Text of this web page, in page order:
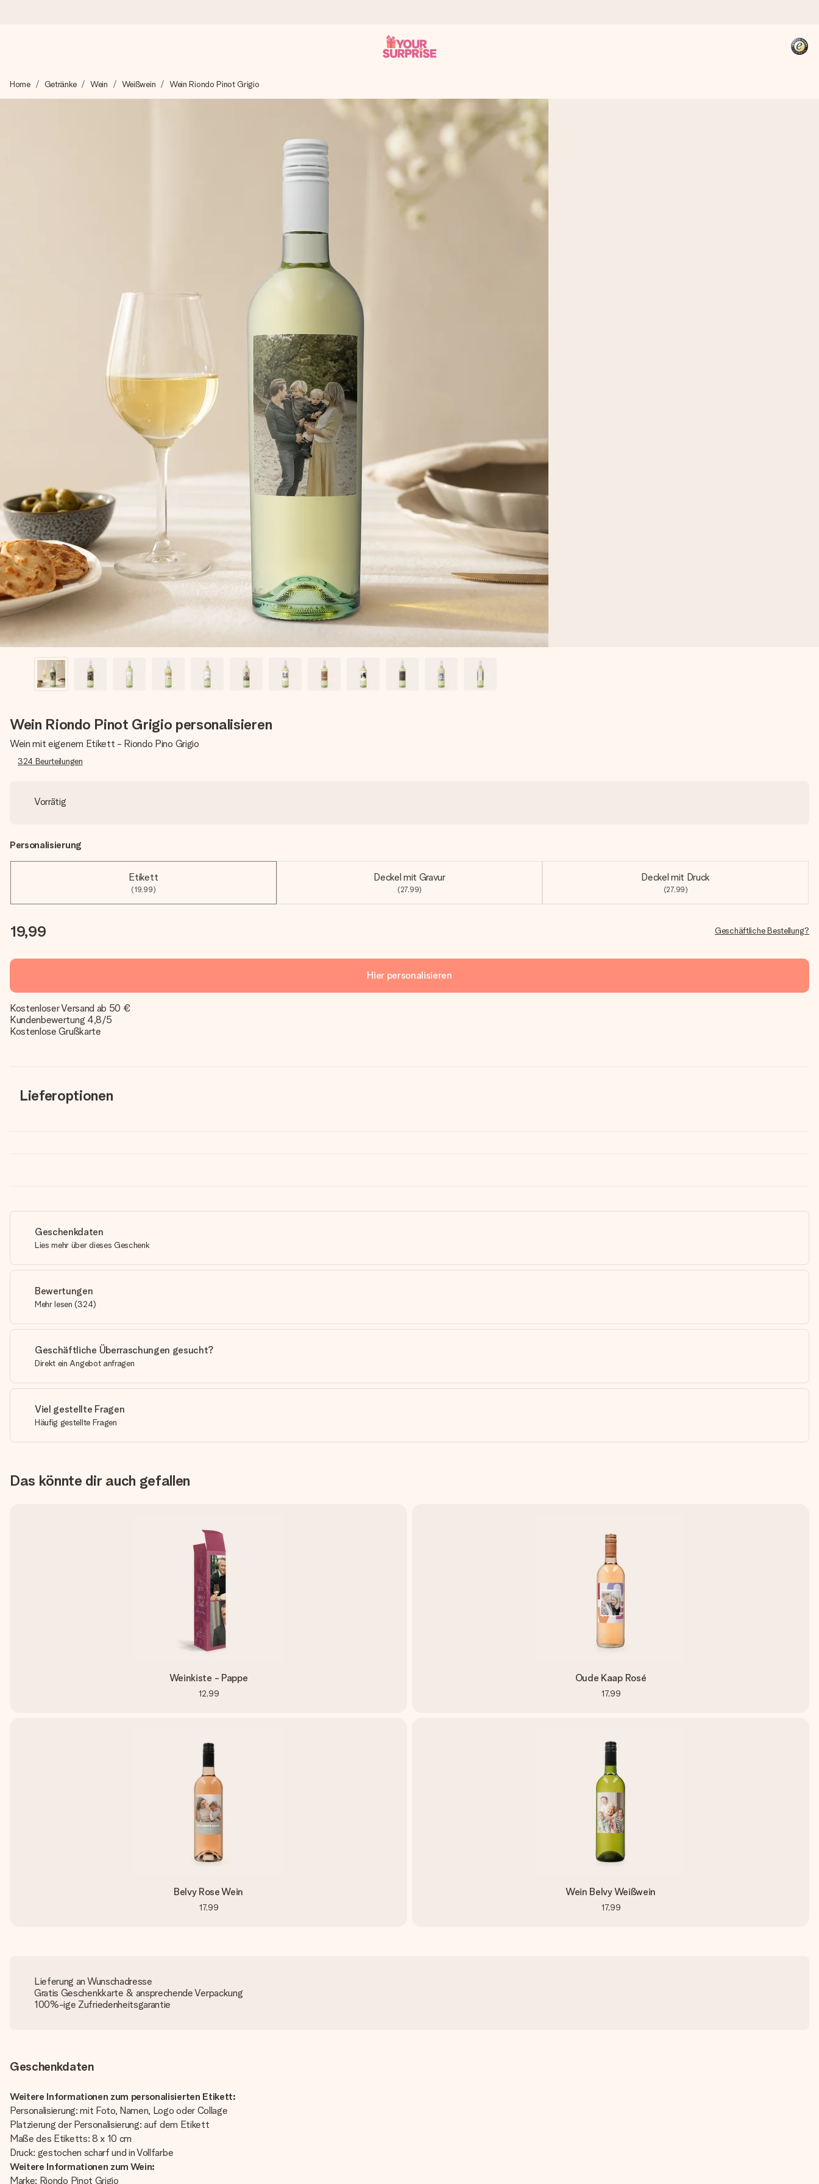
Wir bereiten dein Geschenk sorgfältig vor und schicken es blitzschnell – damit du es genau zum richtigen Zeitpunkt überreichen kannst, wenn es am meisten
zählt.
Unsere Geschenke begeistern. Kunden bewerten uns mit 4,8 bei Google Reviews (Gesamtergebnis aller Länder, in die wir versenden).
Home Getränke Wein Weißwein Wein Riondo Pinot Grigio
Wein Riondo Pinot Grigio personalisieren
Wein mit eigenem Etikett - Riondo Pino Grigio
324 Beurteilungen
Vorrätig
Personalisierung
Etikett
(19,99)
Deckel mit Gravur
(27,99)
Deckel mit Druck
(27,99)
19,99 Geschäftliche Bestellung?
Hier personalisieren
Kostenloser Versand ab 50 €
Kundenbewertung 4,8/5
Kostenlose Grußkarte
Lieferoptionen
Geschenkdaten
Lies mehr über dieses Geschenk
Bewertungen
Mehr lesen (324)
Geschäftliche Überraschungen gesucht?
Direkt ein Angebot anfragen
Viel gestellte Fragen
Häufig gestellte Fragen
Das könnte dir auch gefallen
Weinkiste - Pappe
12,99
Oude Kaap Rosé
17,99
Belvy Rose Wein
17,99
Wein Belvy Weißwein
17,99
Lieferung an Wunschadresse
Gratis Geschenkkarte & ansprechende Verpackung
100%-ige Zufriedenheitsgarantie
Geschenkdaten
Weitere Informationen zum personalisierten Etikett:
Personalisierung: mit Foto, Namen, Logo oder Collage
Platzierung der Personalisierung: auf dem Etikett
Maße des Etiketts: 8 x 10 cm
Druck: gestochen scharf und in Vollfarbe
Weitere Informationen zum Wein:
Marke: Riondo Pinot Grigio